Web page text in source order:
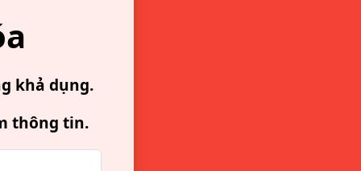
khả dụng.
thông tin.